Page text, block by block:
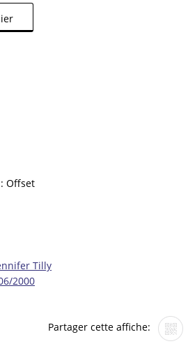
Offset
Tilly
2000
Partager cette affiche: